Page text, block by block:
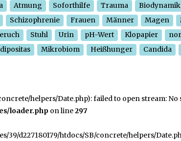
Atmung Soforthilfe Trauma Biodynamik
Schizophrenie
Frauen Männer Magen
Stuhl Urin pH-Wert Klopapier
Mikrobiom Heißhunger Candida
helpers/Date.php): failed to open stream:
loader.php on line297
39/d227180179/htdocs/SB/concrete/helpers/